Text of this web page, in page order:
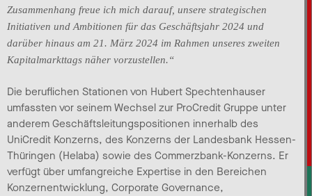
Zusammenhang freue ich mich darauf, unsere strategischen
Initiativen und Ambitionen für das Geschäftsjahr 2024 und
darüber hinaus am 21. März 2024 im Rahmen unseres zweiten
Kapitalmarkttags näher vorzustellen.“
Die beruflichen Stationen von Hubert Spechtenhauser
umfassten vor seinem Wechsel zur ProCredit Gruppe unter
anderem Geschäftsleitungspositionen innerhalb des
UniCredit Konzerns, des Konzerns der Landesbank Hessen-
Thüringen (Helaba) sowie des Commerzbank-Konzerns. Er
verfügt über umfangreiche Expertise in den Bereichen
Konzernentwicklung, Corporate Governance,